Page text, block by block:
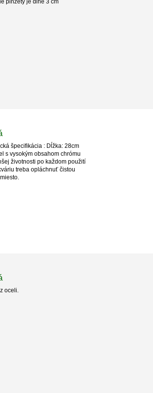
pinzety je dlhé 3 cm
špecifikácia : Dĺžka: 28cm
s vysokým obsahom chrómu
životnosti po každom použití
treba opláchnuť čistou
oceli.